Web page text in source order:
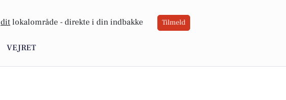
dit lokalområde - direkte i din indbakke Tilmeld
VEJRET